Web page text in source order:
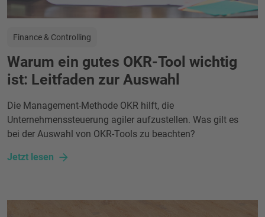
Finance & Controlling
Warum ein gutes OKR-Tool wichtig
ist: Leitfaden zur Auswahl
Die Management-Methode OKR hilft, die
Unternehmenssteuerung agiler aufzustellen. Was gilt es
bei der Auswahl von OKR-Tools zu beachten?
Jetzt lesen